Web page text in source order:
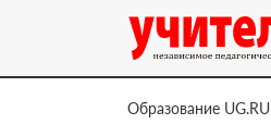
Образование UG.RU